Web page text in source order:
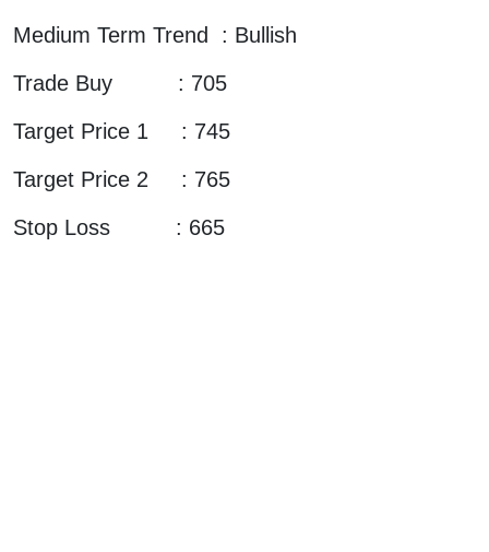
Medium Term Trend : Bullish
Trade Buy : 705
Target Price 1 : 745
Target Price 2 : 765
Stop Loss : 665